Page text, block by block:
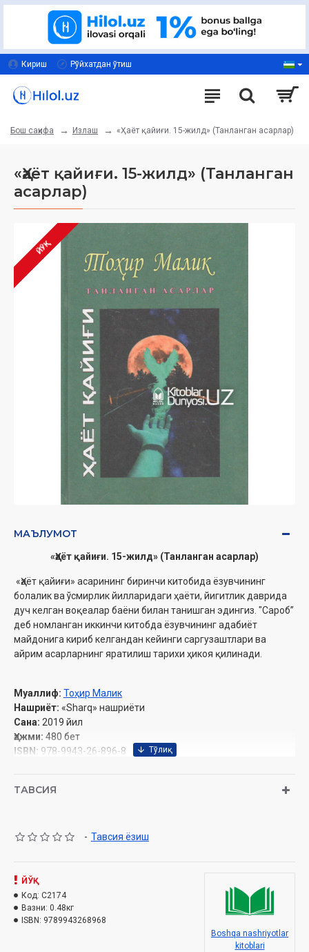
Кириш Рўйхатдан ўтиш
Бош саҳифа Излаш «Ҳаёт қайиғи. 15-жилд» (Танланган асарлар)
«Ҳаёт қайиғи. 15-жилд» (Танланган
асарлар)
ЙЎҚ
МАЪЛУМОТ
«Ҳаёт қайиғи. 15-жилд» (Танланган асарлар)
«Ҳаёт қайиғи» асарининг биринчи китобида ёзувчининг
болалик ва ўсмирлик йилларидаги ҳаёти, йигитлик даврида
дуч келган воқеалар баёни билан танишган эдингиз. "Сароб”
деб номланган иккинчи китобда ёзувчининг адабиёт
майдонига кириб келгандан кейинги саргузаштлари ва
айрим асарларнинг яратилиш тарихи ҳикоя қилинади.
Муаллиф: Тоҳир Малик
Нашриёт: «Sharq» нашриёти
Сана: 2019 йил
Ҳажми: 480 бет
ISBN: 978-9943-26-896-8
ТАВСИЯ
- Тавсия ёзиш
ЙЎҚ
Код: C2174
Вазни: 0.48кг
ISBN: 9789943268968
Boshqa nashriyotlar
kitoblari